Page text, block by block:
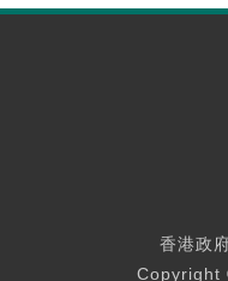
香港政
Copyright